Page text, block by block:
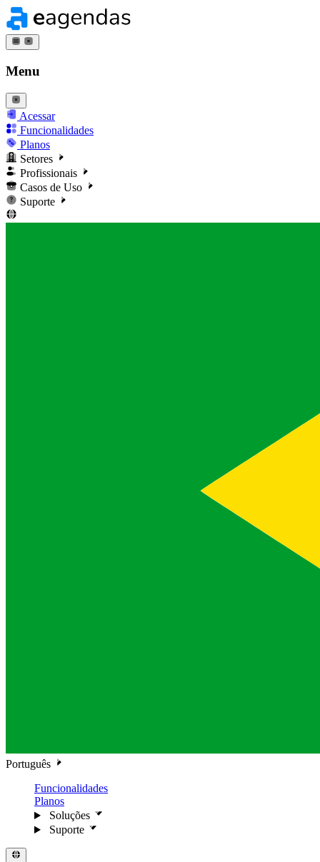
Menu
Acessar
Funcionalidades
Planos
Setores
Profissionais
Casos de Uso
Suporte
Português
Funcionalidades
Planos
Soluções
Suporte